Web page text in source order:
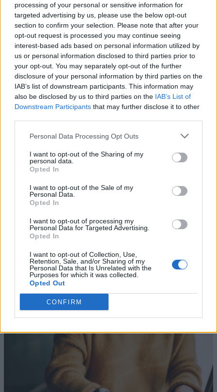
processing of your personal or sensitive information for
targeted advertising by us, please use the below opt-out
section to confirm your selection. Please note that after your
opt-out request is processed you may continue seeing
interest-based ads based on personal information utilized by
us or personal information disclosed to third parties prior to
your opt-out. You may separately opt-out of the further
disclosure of your personal information by third parties on the
IAB’s list of downstream participants. This information may
also be disclosed by us to third parties on the IAB’s List of
Downstream Participants that may further disclose it to other
Personal Data Processing Opt Outs
I want to opt-out of the Sharing of my
personal data.
Opted In
I want to opt-out of the Sale of my
Personal Data.
Opted In
I want to opt-out of processing my
Personal Data for Targeted Advertising.
Opted In
I want to opt-out of Collection, Use,
Retention, Sale, and/or Sharing of my
Personal Data that Is Unrelated with the
Purposes for which it was collected.
Opted Out
CONFIRM